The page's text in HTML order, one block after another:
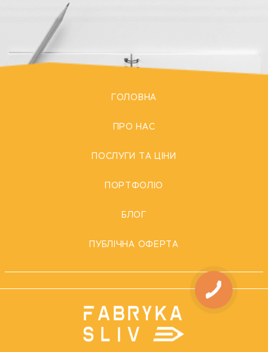
ГОЛОВНА
ПРО НАС
ПОСЛУГИ ТА ЦІНИ
ПОРТФОЛІО
БЛОГ
ПУБЛІЧНА ОФЕРТА